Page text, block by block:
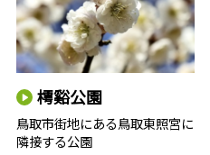
樗谿公園
鳥取市街地にある鳥取東照宮に
隣接する公園